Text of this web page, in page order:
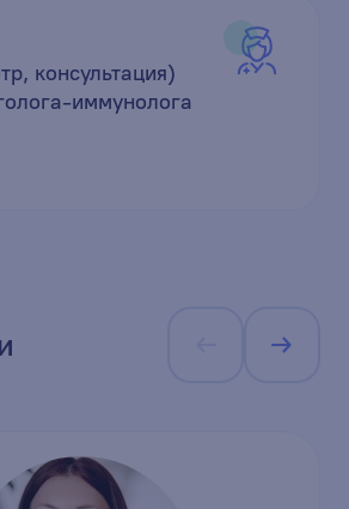
консультация)
иммунолога